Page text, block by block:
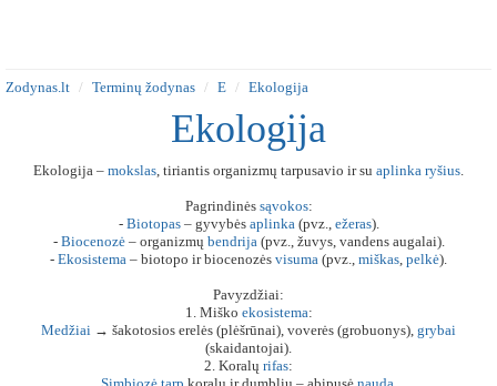
Zodynas.lt Terminų žodynas E Ekologija
Ekologija
Ekologija – mokslas, tiriantis organizmų tarpusavio ir su aplinka ryšius.
Pagrindinės sąvokos:
- Biotopas– gyvybės aplinka(pvz., ežeras).
- Biocenozė– organizmų bendrija(pvz., žuvys, vandens augalai).
- Ekosistema – biotopo ir biocenozės visuma (pvz., miškas, pelkė).
Pavyzdžiai:
1. Miško ekosistema:
Medžiai → šakotosios erelės (plėšrūnai), voverės (grobuonys), grybai
(skaidantojai).
2. Koralų rifas: